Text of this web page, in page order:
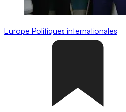
Europe Politiques internationales